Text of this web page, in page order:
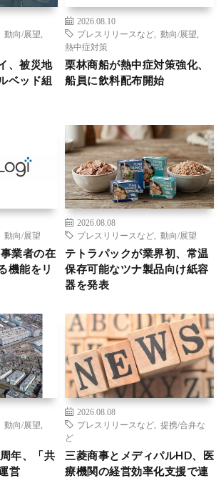
動向/展望
、被災地
ベッド組
2026.08.10
プレスリリースなど
動向/展望
熱中症対策
栗林商船が熱中症対策強化、
船員に飲料配布開始
動向/展望
業者の在
機能をリ
2026.08.08
プレスリリースなど
動向/展望
テトラパックが業界初、常温
保存可能なツナ製品向け紙容
器を発表
動向/展望
年、「共
営
2026.08.08
プレスリリースなど
提携/合弁な
ど
三菱商事とメディパルHD、医
療機関の経営効率化支援で連